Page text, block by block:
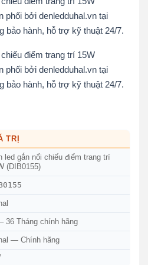
phối bởi denledduhal.vn tại
bảo hành, hỗ trợ kỹ thuật 24/7.
điểm trang trí 15W
phối bởi denledduhal.vn tại
bảo hành, hỗ trợ kỹ thuật 24/7.
TRỊ
led gắn nổi chiếu điểm trang trí
(DIB0155)
36 Tháng chính hãng
— Chính hãng